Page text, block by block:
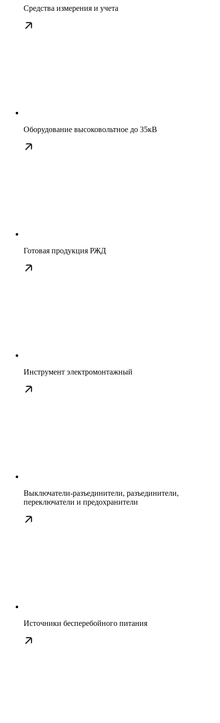
Средства измерения и учета
Оборудование высоковольтное до 35кВ
Готовая продукция РЖД
Инструмент электромонтажный
Выключатели-разъединители, разъединители,
переключатели и предохранители
Источники бесперебойного питания